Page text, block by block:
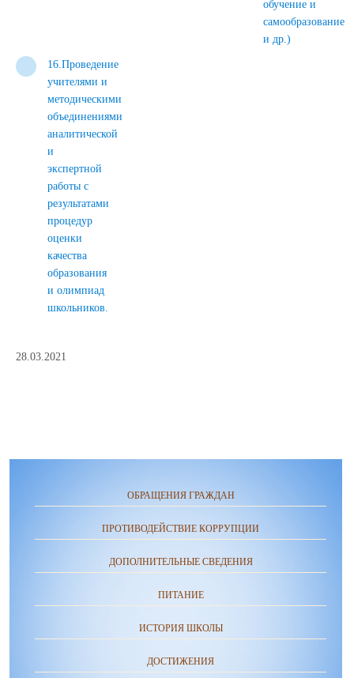
обучение и
самообразование
и др.)
16.Проведение
учителями и
методическими
объединениями
аналитической
и
экспертной
работы с
результатами
процедур
оценки
качества
образования
и олимпиад
школьников.
28.03.2021
ОБРАЩЕНИЯ ГРАЖДАН
ПРОТИВОДЕЙСТВИЕ КОРРУПЦИИ
ДОПОЛНИТЕЛЬНЫЕ СВЕДЕНИЯ
ПИТАНИЕ
ИСТОРИЯ ШКОЛЫ
ДОСТИЖЕНИЯ